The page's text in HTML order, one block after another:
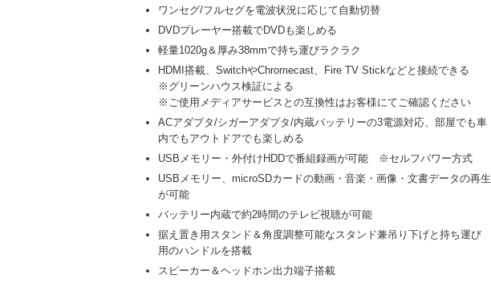
ワンセグ/フルセグを電波状況に応じて自動切替
DVDプレーヤー搭載でDVDも楽しめる
軽量1020g＆厚み38mmで持ち運びラクラク
HDMI搭載、SwitchやChromecast、Fire TV Stickなどと接続できる
※グリーンハウス検証による
※ご使用メディアサービスとの互換性はお客様にてご確認ください
ACアダプタ/シガーアダプタ/内蔵バッテリーの3電源対応、部屋でも車
内でもアウトドアでも楽しめる
USBメモリー・外付けHDDで番組録画が可能 ※セルフパワー方式
USBメモリー、microSDカードの動画・音楽・画像・文書データの再生
が可能
バッテリー内蔵で約2時間のテレビ視聴が可能
据え置き用スタンド＆角度調整可能なスタンド兼吊り下げと持ち運び
用のハンドルを搭載
スピーカー＆ヘッドホン出力端子搭載